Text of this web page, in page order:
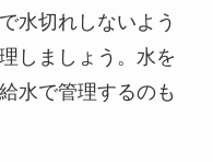
水切れしないよう
しましょう。水を
水で管理するのも